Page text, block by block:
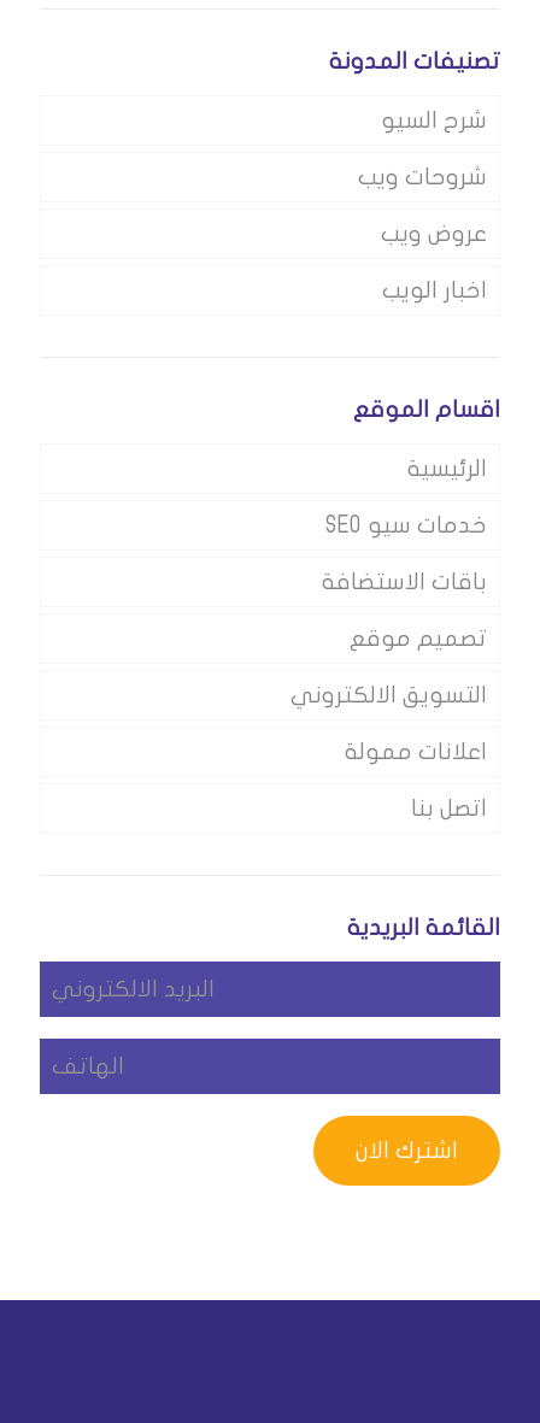
تصنيفات المدونة
شرح السيو
شروحات ويب
عروض ويب
اخبار الويب
اقسام الموقع
الرئيسية
خدمات سيو SEO
باقات الاستضافة
تصميم موقع
التسويق الالكتروني
اعلانات ممولة
اتصل بنا
القائمة البريدية